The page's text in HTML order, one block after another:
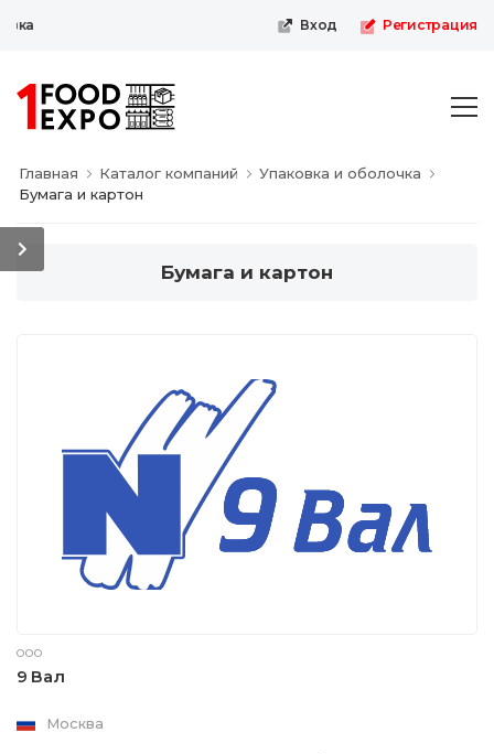
Первая пищевая онлайн-
Вход Регистрация
Главная Каталог компаний
Упаковка и оболочка
Бумага и картон
Бумага и картон
ООО
9 Вал
Москва